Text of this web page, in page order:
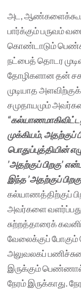
அட, ஆண்களைக்கூட
பார்க்கும் பருவம்
கொண்டாடும்
நட்பைத் தொடர
தோழிகளான தன்
முடியாத
சமுதாயமும்
முக்கியம், அதற்குப்
பொதுப்புத்தியின்
’அதற்குப் பிறகு’
இந்த ’அதற்குப்
கல்யாணத்திற்குப்
அவர்களை
சுற்றத்தாரைக்
வேலைக்குப்
அலுவலகப்
இருக்கும்
நேரம் இருக்காது.